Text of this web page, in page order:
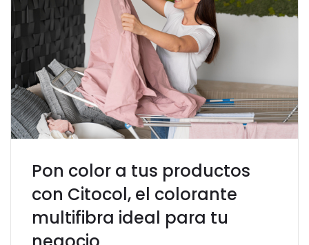
Pon color a tus productos
con Citocol, el colorante
multifibra ideal para tu